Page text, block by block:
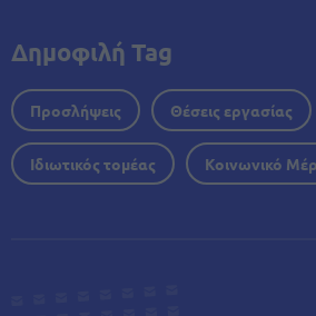
Δημοφιλή Tag
Προσλήψεις Θέσεις εργασίας
Ιδιωτικός τομέας Κοινωνικό